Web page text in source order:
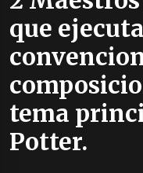
que
tema
Potter.